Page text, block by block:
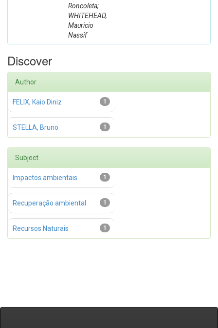
Roncoleta;
WHITEHEAD,
Mauricio
Nassif
Discover
Author
1
FELIX, Kaio Diniz
1
STELLA, Bruno
Subject
1
Impactos ambientais
1
Recuperação ambiental
1
Recursos Naturais